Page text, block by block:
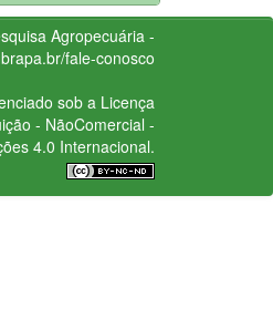
Agropecuária -
fale-conosco
sob a Licença
- NãoComercial -
4.0 Internacional.